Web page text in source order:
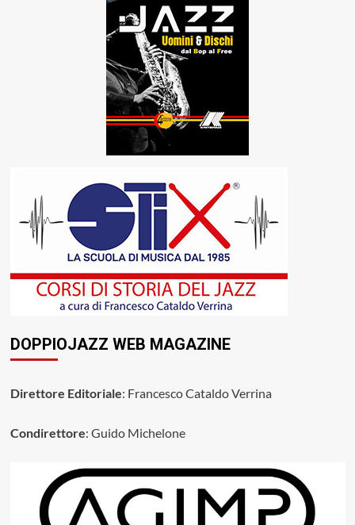
DOPPIOJAZZ WEB MAGAZINE
Direttore Editoriale: Francesco Cataldo Verrina
Condirettore: Guido Michelone